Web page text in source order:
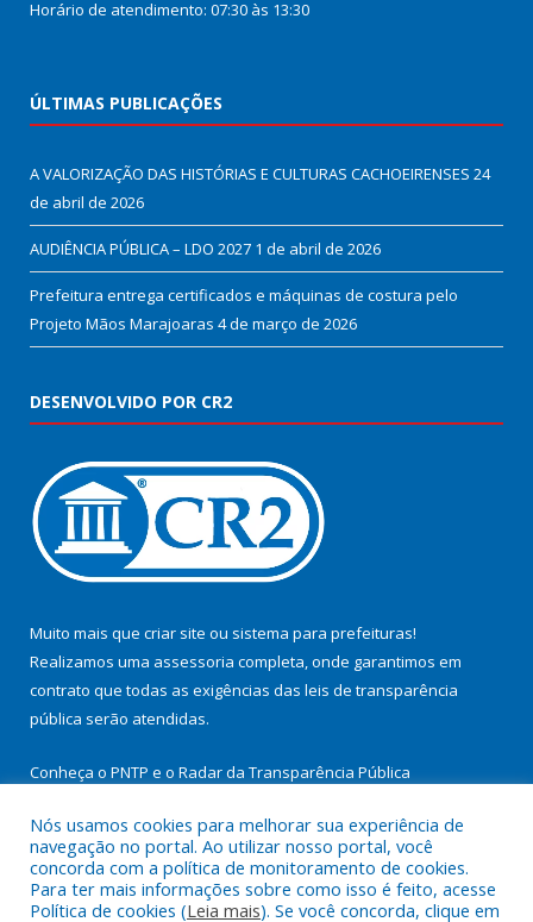
Horário de atendimento: 07:30 às 13:30
ÚLTIMAS PUBLICAÇÕES
A VALORIZAÇÃO DAS HISTÓRIAS E CULTURAS CACHOEIRENSES 24
de abril de 2026
AUDIÊNCIA PÚBLICA – LDO 2027 1 de abril de 2026
Prefeitura entrega certificados e máquinas de costura pelo
Projeto Mãos Marajoaras 4 de março de 2026
DESENVOLVIDO POR CR2
Muito mais que criar site ou sistema para prefeituras!
Realizamos uma assessoria completa, onde garantimos em
contrato que todas as exigências das leis de transparência
pública serão atendidas.
Conheça o PNTP e o Radar da Transparência Pública
Todos os direitos reservados a Prefeitura Municipal de
Nós usamos cookies para melhorar sua experiência de
navegação no portal. Ao utilizar nosso portal, você
concorda com a política de monitoramento de cookies.
Para ter mais informações sobre como isso é feito, acesse
Política de cookies (Leia mais). Se você concorda, clique em